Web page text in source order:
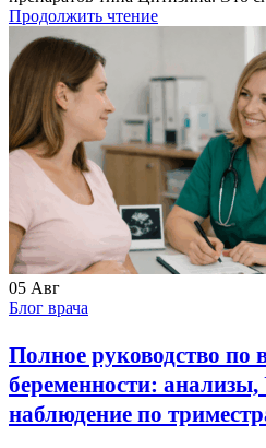
Продолжить чтение
05 Авг
Блог врача
Полное руководство по
беременности:
наблюдение по